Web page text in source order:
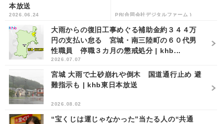
本放送
2026.06.24 PR(合同会社デジタルファーム )
大雨からの復旧工事めぐる補助金約３４４万
円の支払い怠る 宮城・南三陸町の６０代男
性職員 停職３カ月の懲戒処分 | khb...
2026.07.07
宮城 大雨で土砂崩れや倒木 国道通行止め 避
難指示も | khb東日本放送
2026.08.02
“宝くじは運じゃなかった”当たる人の“共通